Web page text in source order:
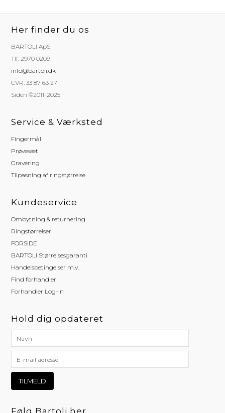
Her finder du os
BARTOLI ApS
Tlf: 2970 0209
info@bartoli.dk
CVR: 33 87 63 27
Siden ©2011-2025
Service & Værksted
Fingermål
Prøvesæt
Gravering
Tilpasning af ringstørrelse
Kundeservice
Ombytning & returnering
Ringstørrelser
FORSIDE
BARTOLI Størrelsesgaranti
Handelsbetingelser m.v.
Find forhandler
Forhandler Log-in
Hold dig opdateret